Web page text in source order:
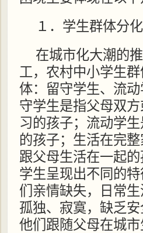
１．学生群体分
在城市化大潮的
工，农村中小学生
体：留守学生、流
守学生是指父母双
习的孩子；流动学
的孩子；生活在完
跟父母生活在一起
学生呈现出不同的
们亲情缺失，日常
孤独、寂寞，缺乏
他们跟随父母在城